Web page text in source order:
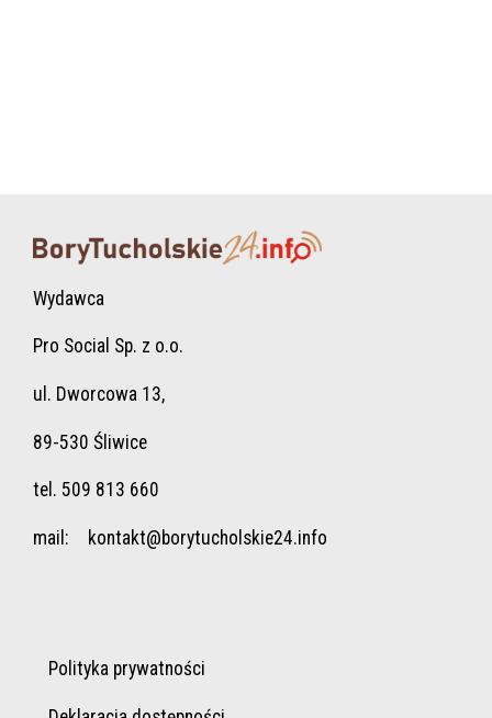
Wydawca
Pro Social Sp. z o.o.
ul. Dworcowa 13,
89-530 Śliwice
tel. 509 813 660
mail: kontakt@borytucholskie24.info
Polityka prywatności